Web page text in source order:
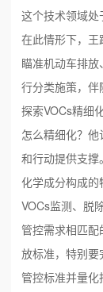
这个技术领域处
在此情形下，王
瞄准机动车排
行分类施策，
探索VOCs精细
怎么精细化？
和行动提供支
化学成分构成
VOCs监测、脱
管控需求相匹
放标准，特别
管控标准并量